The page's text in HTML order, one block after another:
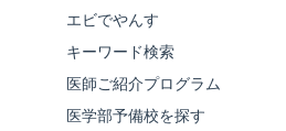
エビでやんす
キーワード検索
医師ご紹介プログラム
医学部予備校を探す